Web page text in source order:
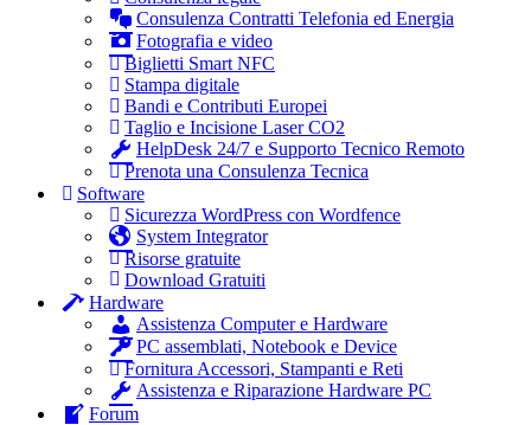
Consulenza Contratti Telefonia ed Energia
Fotografia e video
Biglietti Smart NFC
Stampa digitale
Bandi e Contributi Europei
Taglio e Incisione Laser CO2
HelpDesk 24/7 e Supporto Tecnico Remoto
Prenota una Consulenza Tecnica
Software
Sicurezza WordPress con Wordfence
System Integrator
Risorse gratuite
Download Gratuiti
Hardware
Assistenza Computer e Hardware
PC assemblati, Notebook e Device
Fornitura Accessori, Stampanti e Reti
Assistenza e Riparazione Hardware PC
Forum